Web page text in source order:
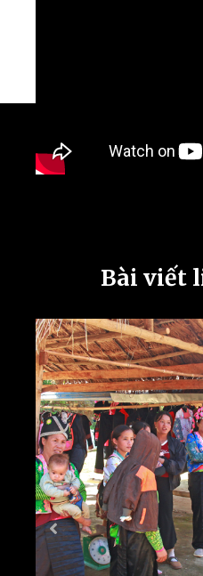
Bài viết